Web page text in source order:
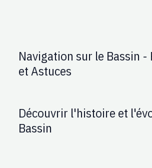
Navigation sur le Bassin -
et Astuces
Découvrir l'histoire et
Bassin